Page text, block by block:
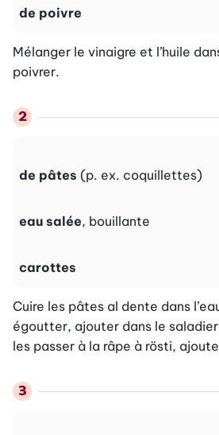
de poivre
Mélanger le vinaigre et l’huile
poivrer.
de pâtes (p. ex. coquillettes)
eau salée, bouillante
carottes
Cuire les pâtes al dente dans
égoutter, ajouter dans le
les passer à la râpe à rösti,